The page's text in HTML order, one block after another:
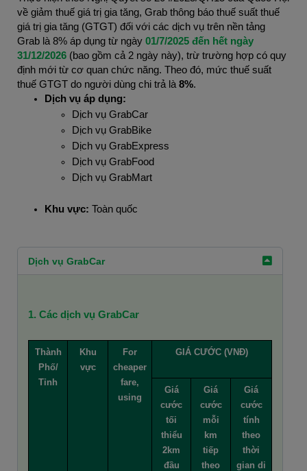
về giảm thuế giá trị gia tăng, Grab thông báo thuế suất thuế
giá trị gia tăng (GTGT) đối với các dịch vụ trên nền tảng
Grab là 8% áp dụng từ ngày 01/7/2025 đến hết ngày
31/12/2026 (bao gồm cả 2 ngày này), trừ trường hợp có quy
định mới từ cơ quan chức năng. Theo đó, mức thuế suất
thuế GTGT do người dùng chi trả là 8%.
Dịch vụ áp dụng:
Dịch vụ GrabCar
Dịch vụ GrabBike
Dịch vụ GrabExpress
Dịch vụ GrabFood
Dịch vụ GrabMart
Khu vực: Toàn quốc
Dịch vụ GrabCar
1. Các dịch vụ GrabCar
Thành
Phố/
Tỉnh
Khu
vực
For
cheaper
fare,
using
GIÁ CƯỚC (VNĐ)
Giá
cước
tối
thiểu
2km
đầu
Giá
cước
mỗi
km
tiếp
theo
Giá
cước
tính
theo
thời
gian di